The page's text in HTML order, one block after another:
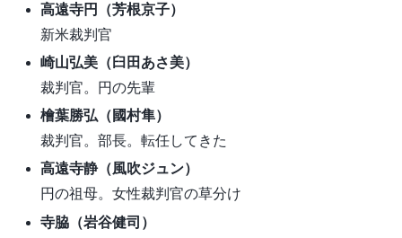
高遠寺円（芳根京子）
新米裁判官
崎山弘美（ 臼田あさ美）
裁判官。円の先輩
檜葉勝弘（ 國村隼）
裁判官。部長。転任してきた
高遠寺静（風吹ジュン）
円の祖母。女性裁判官の草分け
寺脇 （岩谷健司）